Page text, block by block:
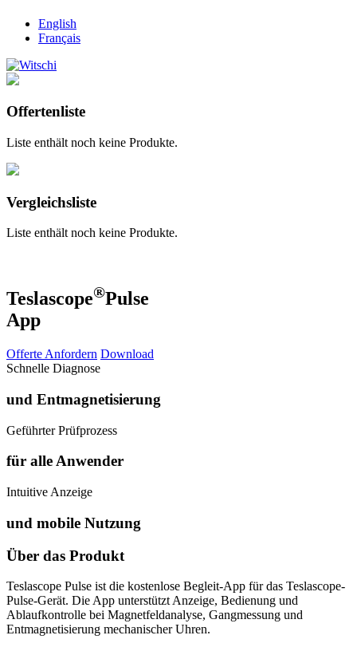
English
Français
Offertenliste
Liste enthält noch keine Produkte.
Vergleichsliste
Liste enthält noch keine Produkte.
Teslascope®Pulse
App
Offerte Anfordern Download
Schnelle Diagnose
und Entmagnetisierung
Geführter Prüfprozess
für alle Anwender
Intuitive Anzeige
und mobile Nutzung
Über das Produkt
Teslascope Pulse ist die kostenlose Begleit-App für das Teslascope-
Pulse-Gerät. Die App unterstützt Anzeige, Bedienung und
Ablaufkontrolle bei Magnetfeldanalyse, Gangmessung und
Entmagnetisierung mechanischer Uhren.